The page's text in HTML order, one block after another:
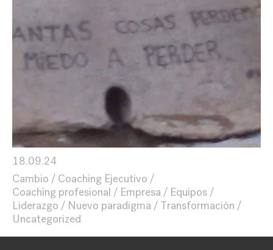
18.09.24
Cambio
Coaching Ejecutivo
Coaching profesional
Empresa
Equipos
Liderazgo
Nuevo paradigma
Transformación
Uncategorized